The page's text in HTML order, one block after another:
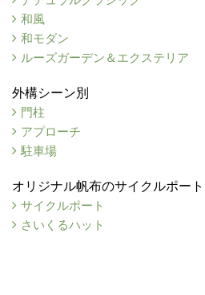
和風
和モダン
ルーズガーデン＆エクステリア
外構シーン別
門柱
アプローチ
駐車場
オリジナル帆布のサイクルポート
サイクルポート
さいくるハット